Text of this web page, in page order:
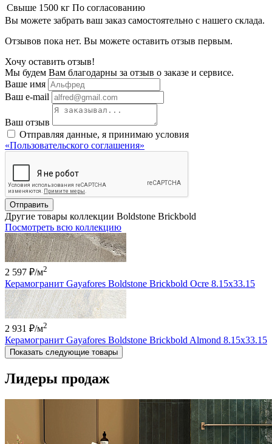
Свыше 1500 кг По согласованию
Вы можете забрать ваш заказ самостоятельно с нашего склада.
Отзывов пока нет. Вы можете оставить отзыв первым.
Хочу оставить отзыв!
Мы будем Вам благодарны за отзыв о заказе и сервисе.
Ваше имя
Ваш e-mail
Ваш отзыв
Отправляя данные, я принимаю условия
«Пользовательского соглашения»
Отправить
Другие товары коллекции Boldstone Brickbold
Посмотреть всю коллекцию
2 597 ₽/м2
Керамогранит Gayafores Boldstone Brickbold Ocre 8.15x33.15
2 931 ₽/м2
Керамогранит Gayafores Boldstone Brickbold Almond 8.15x33.15
Показать следующие товары
Лидеры продаж